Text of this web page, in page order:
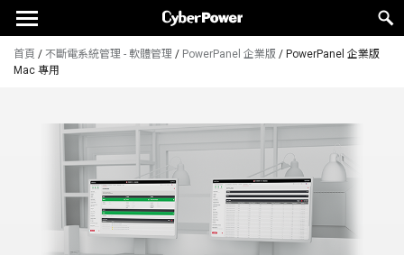
首頁 / 不斷電系統管理 - 軟體管理 / PowerPanel 企業版 / PowerPanel 企業版
Mac 專用